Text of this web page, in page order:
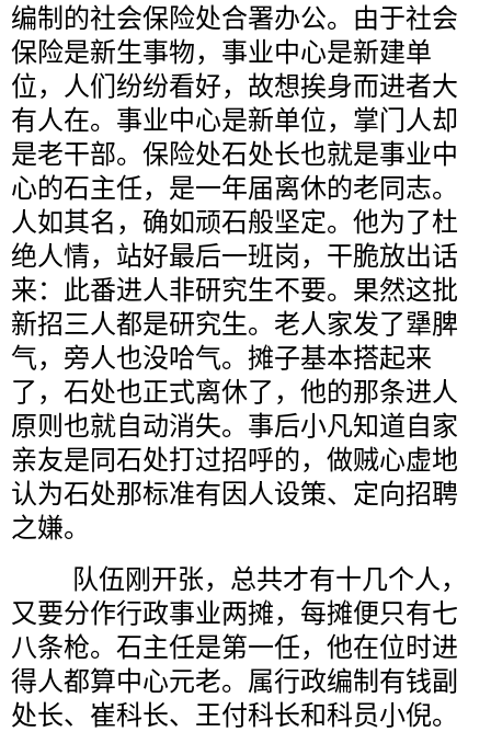
编制的社会保险处合署办公。由于社会
保险是新生事物，事业中心是新建单
位，人们纷纷看好，故想挨身而进者大
有人在。事业中心是新单位，掌门人却
是老干部。保险处石处长也就是事业中
心的石主任，是一年届离休的老同志。
人如其名，确如顽石般坚定。他为了杜
绝人情，站好最后一班岗，干脆放出话
来：此番进人非研究生不要。果然这批
新招三人都是研究生。老人家发了犟脾
气，旁人也没哈气。摊子基本搭起来
了，石处也正式离休了，他的那条进人
原则也就自动消失。事后小凡知道自家
亲友是同石处打过招呼的，做贼心虚地
认为石处那标准有因人设策、定向招聘
之嫌。
队伍刚开张，总共才有十几个人，
又要分作行政事业两摊，每摊便只有七
八条枪。石主任是第一任，他在位时进
得人都算中心元老。属行政编制有钱副
处长、崔科长、王付科长和科员小倪。